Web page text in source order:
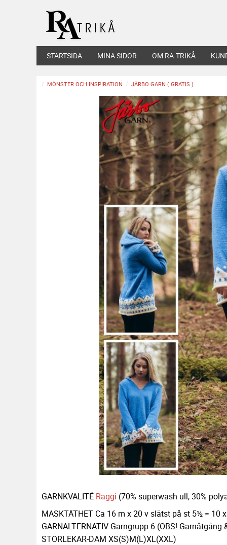
STARTSIDA MINA SIDOR OM RA-TRIKÅ
MÖNSTER OCH INSPIRATION JÄRBO GARN ( GRATIS )
GARNKVALITÉ Raggi (70% superwash ull, 30%
MASKTÄTHET Ca 16 m x 20 v slätst på st 5½ = 10
GARNALTERNATIV Garngrupp 6 (OBS!
STORLEKAR-DAM XS(S)M(L)XL(XXL)